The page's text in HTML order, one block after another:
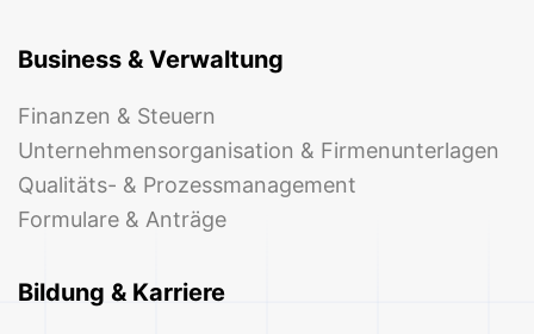
Business & Verwaltung
Finanzen & Steuern
Unternehmensorganisation & Firmenunterlagen
Qualitäts- & Prozessmanagement
Formulare & Anträge
Bildung & Karriere